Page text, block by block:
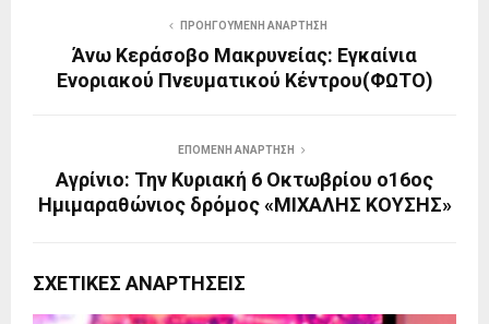
ΠΡΟΗΓΟΎΜΕΝΗ ΑΝΆΡΤΗΣΗ
Άνω Κεράσοβο Μακρυνείας: Εγκαίνια
Ενοριακού Πνευματικού Κέντρου(ΦΩΤΟ)
ΕΠΌΜΕΝΗ ΑΝΆΡΤΗΣΗ
Αγρίνιο: Την Κυριακή 6 Οκτωβρίου ο16ος
Ημιμαραθώνιος δρόμος «ΜΙΧΑΛΗΣ ΚΟΥΣΗΣ»
ΣΧΕΤΙΚΈΣ ΑΝΑΡΤΉΣΕΙΣ